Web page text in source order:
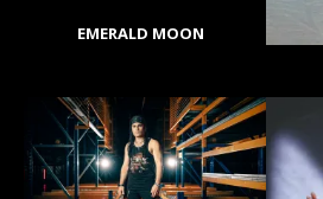
EMERALD MOON